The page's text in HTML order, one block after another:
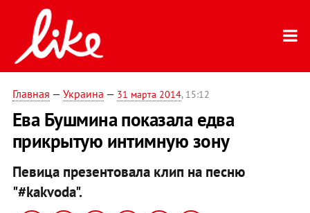
Главная — Украина — 31 марта 2014, 15:12
Ева Бушмина показала едва
прикрытую интимную зону
Певица презентовала клип на песню
"#kakvoda".